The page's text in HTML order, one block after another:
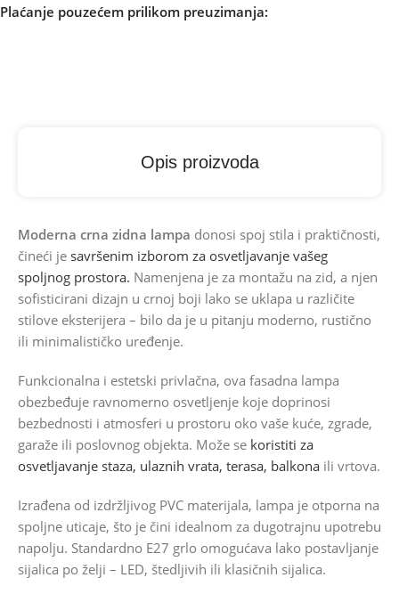
Plaćanje pouzećem prilikom preuzimanja:
Opis proizvoda
Moderna crna zidna lampa donosi spoj stila i praktičnosti,
čineći je savršenim izborom za osvetljavanje vašeg
spoljnog prostora. Namenjena je za montažu na zid, a njen
sofisticirani dizajn u crnoj boji lako se uklapa u različite
stilove eksterijera – bilo da je u pitanju moderno, rustično
ili minimalističko uređenje.
Funkcionalna i estetski privlačna, ova fasadna lampa
obezbeđuje ravnomerno osvetljenje koje doprinosi
bezbednosti i atmosferi u prostoru oko vaše kuće, zgrade,
garaže ili poslovnog objekta. Može se koristiti za
osvetljavanje staza, ulaznih vrata, terasa, balkona ili vrtova.
Izrađena od izdržljivog PVC materijala, lampa je otporna na
spoljne uticaje, što je čini idealnom za dugotrajnu upotrebu
napolju. Standardno E27 grlo omogućava lako postavljanje
sijalica po želji – LED, štedljivih ili klasičnih sijalica.